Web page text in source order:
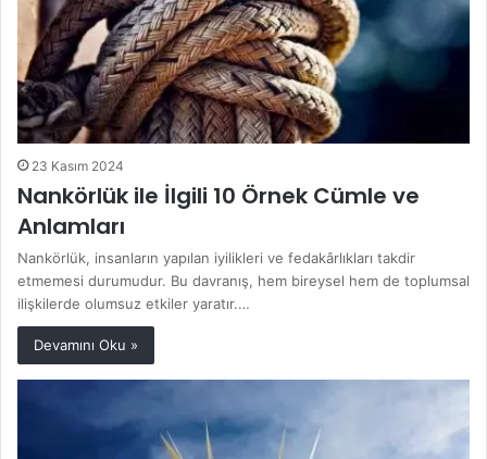
23 Kasım 2024
Nankörlük ile İlgili 10 Örnek Cümle ve
Anlamları
Nankörlük, insanların yapılan iyilikleri ve fedakârlıkları takdir
etmemesi durumudur. Bu davranış, hem bireysel hem de toplumsal
ilişkilerde olumsuz etkiler yaratır.…
Devamını Oku »